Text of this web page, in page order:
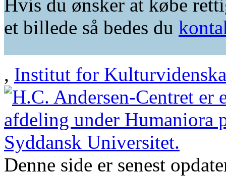
Hvis du ønsker at købe
et billede så bedes du
, Institut for
Denne side er senest